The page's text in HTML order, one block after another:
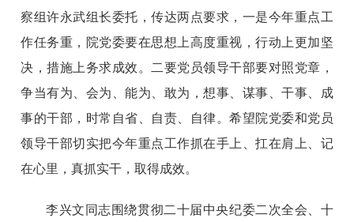
察组许永武组长委托，传达两点要求，一是今年重点工
作任务重，院党委要在思想上高度重视，行动上更加坚
决，措施上务求成效。二要党员领导干部要对照党章，
争当有为、会为、能为、敢为，想事、谋事、干事、成
事的干部，时常自省、自责、自律。希望院党委和党员
领导干部切实把今年重点工作抓在手上、扛在肩上、记
在心里，真抓实干，取得成效。
李兴文同志围绕贯彻二十届中央纪委二次全会、十